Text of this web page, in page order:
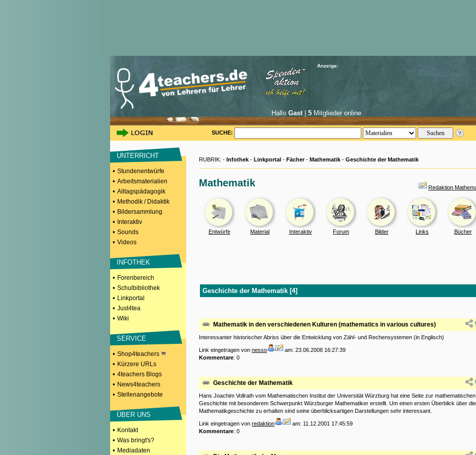
Anzeige:
Hallo Gast| 5Mitglieder online
SUCHE:
UNTERRICHT
• Stundenentwürfe
• Arbeitsmaterialien
• Alltagspädagogik
• Methodik / Didaktik
• Bildersammlung
• Interaktiv
• Sounds
• Videos
INFOTHEK
• Forenbereich
• Schulbibliothek
• Linkportal
• Just4tea
• Wiki
SERVICE
• Shop4teachers
• Kürzere URLs
• 4teachers Blogs
• News4teachers
• Stellenangebote
ÜBER UNS
• Kontakt
• Was bringt's?
• Mediadaten
RUBRIK: - Infothek - Linkportal - Fächer- Mathematik - Geschichte der Mathematik
Mathematik Redaktion
Entwürfe Material Interaktiv Forum Bilder Links Bücher
Geschichte der Mathematik [4]
Mathematik in den verschiedenen Kulturen (mathematics in various cultures)
Interessanter historischer Abriss über die Entwicklung von Zähl- und Rechensystemen (in Englisch)
Link eingetragen von nesso
am: 23.06.2008 16:27:39
Kommentare: 0
Geschichte der Mathematik
Hans Joachim Vollrath vom Mathematischen Institut der Universität Würzburg hat eine Seite zur mathematischen
Geschichte mit besonderem Schwerpunkt Würzburger Mathematiker erstellt. Um einen ersten Überblick über die
Mathematikgeschichte zu erhalten sind seine überblicksartigen Darstellungen sehr interessant.
Link eingetragen von redaktion
am: 11.12.2001 17:45:59
Kommentare: 0